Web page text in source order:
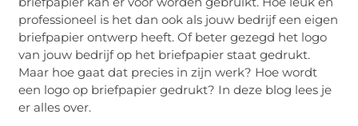
professioneel is het dan ook als jouw bedrijf een eigen
briefpapier ontwerp heeft. Of beter gezegd het logo
van jouw bedrijf op het briefpapier staat gedrukt.
Maar hoe gaat dat precies in zijn werk? Hoe wordt
een logo op briefpapier gedrukt? In deze blog lees je
er alles over.